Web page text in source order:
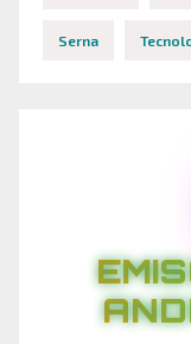
Serna